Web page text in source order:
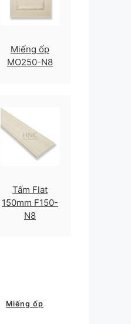
Miếng ốp
MO250-N8
Tấm Flat
150mm F150-
N8
Miếng ốp